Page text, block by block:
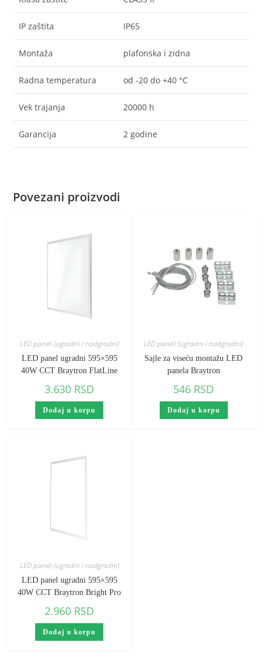
IP zaštita IP65
Montaža plafonska i zidna
Radna temperatura od -20 do +40 °C
Vek trajanja 20000 h
Garancija 2 godine
Povezani proizvodi
LED paneli (ugradni i nadgradni)
LED panel ugradni 595×595
40W CCT Braytron FlatLine
3.630 RSD
Dodaj u korpu
LED paneli (ugradni i nadgradni)
Sajle za viseću montažu LED
panela Braytron
546 RSD
Dodaj u korpu
LED paneli (ugradni i nadgradni)
LED panel ugradni 595×595
40W CCT Braytron Bright Pro
2.960 RSD
Dodaj u korpu